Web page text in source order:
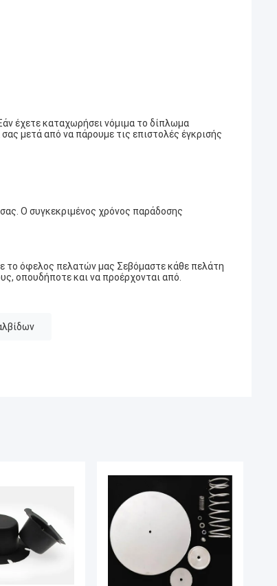
έχετε καταχωρήσει νόμιμα το δίπλωμα
μετά από να πάρουμε τις επιστολές έγκρισής
Ο συγκεκριμένος χρόνος παράδοσης
το όφελος πελατών μας Σεβόμαστε κάθε πελάτη
οπουδήποτε και να προέρχονται από.